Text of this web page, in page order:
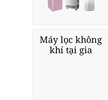
Máy lọc không
khí tại gia